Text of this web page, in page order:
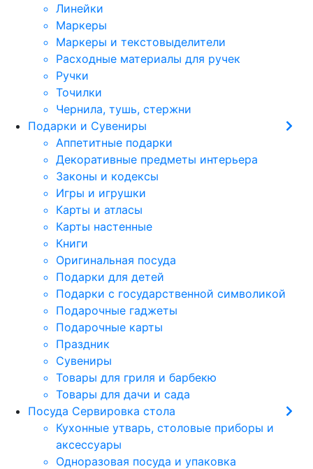
Линейки
Маркеры
Маркеры и текстовыделители
Расходные материалы для ручек
Ручки
Точилки
Чернила, тушь, стержни
Подарки и Сувениры
Аппетитные подарки
Декоративные предметы интерьера
Законы и кодексы
Игры и игрушки
Карты и атласы
Карты настенные
Книги
Оригинальная посуда
Подарки для детей
Подарки с государственной символикой
Подарочные гаджеты
Подарочные карты
Праздник
Сувениры
Товары для гриля и барбекю
Товары для дачи и сада
Посуда Сервировка стола
Кухонные утварь, столовые приборы и
аксессуары
Одноразовая посуда и упаковка